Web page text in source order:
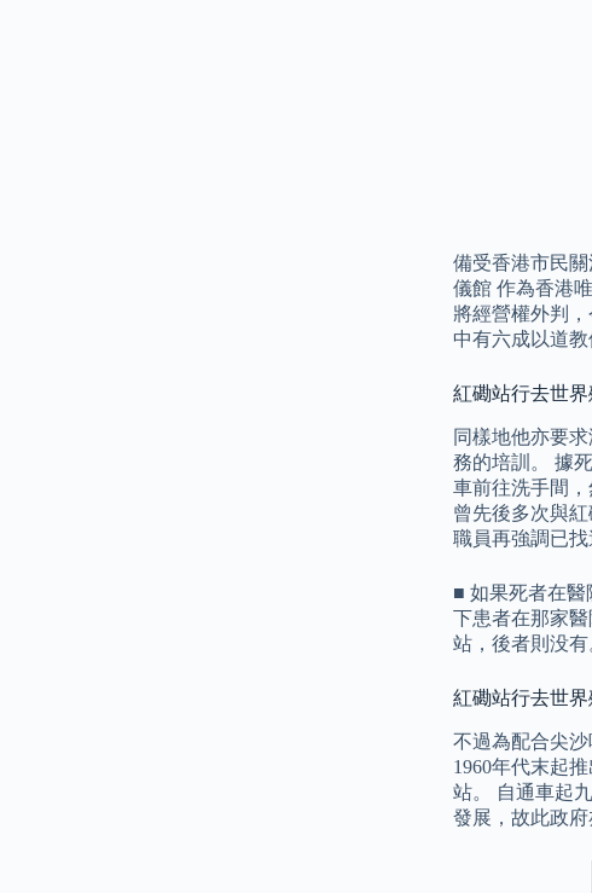
備受香港市民
儀館 作為香港
將經營權外判
中有六成以道
紅磡站行去世界
同樣地他亦要
務的培訓。 據
車前往洗手間
曾先後多次與
職員再強調已找
■ 如果死者在
下患者在那家醫
站，後者則没有
紅磡站行去世
不過為配合尖
1960年代末起
站。 自通車起
發展，故此政